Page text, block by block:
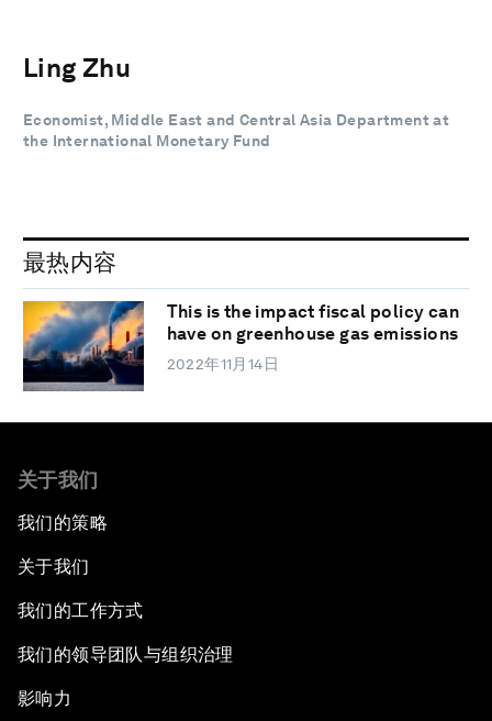
Ling Zhu
Economist, Middle East and Central Asia Department at
the International Monetary Fund
最热内容
This is the impact fiscal policy can
have on greenhouse gas emissions
2022年11月14日
关于我们
我们的策略
关于我们
我们的工作方式
我们的领导团队与组织治理
影响力